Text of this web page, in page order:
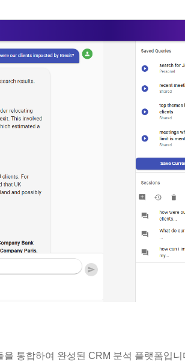
통합하여 완성된 CRM 분석 플랫폼입니